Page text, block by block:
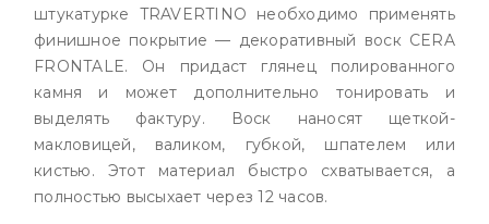
штукатурке TRAVERTINO необходимо применять
финишное покрытие — декоративный воск CERA
FRONTALE. Он придаст глянец полированного
камня и может дополнительно тонировать и
выделять фактуру. Воск наносят щеткой-
макловицей, валиком, губкой, шпателем или
кистью. Этот материал быстро схватывается, а
полностью высыхает через 12 часов.